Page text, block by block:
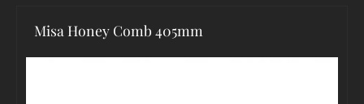
Misa Honey Comb 405mm